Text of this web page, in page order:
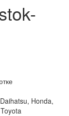
Honda,